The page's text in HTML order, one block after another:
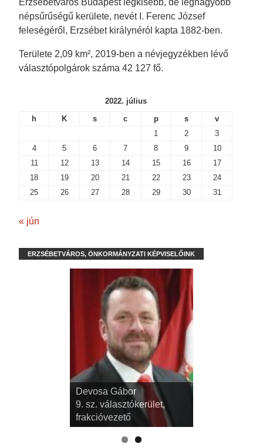
Erzsébetváros Budapest legkisebb, de legnagyobb
népsűrűségű kerülete, nevét I. Ferenc József
feleségéről, Erzsébet királynéról kapta 1882-ben.
Területe 2,09 km², 2019-ben a névjegyzékben lévő
választópolgárok száma 42 127 fő.
2022. július
h
K s c p s
v
1
2
3
4
5 6 7 8 9
10
11
12 13 14 15 16
17
18
19 20 21 22 23
24
25
26 27 28 29 30 31
« jún
ERZSÉBETVÁROS, ÖNKORMÁNYZATI KÉPVISELŐINK
Devosa Gábor
9. sz. választókerület,
frakcióvezető